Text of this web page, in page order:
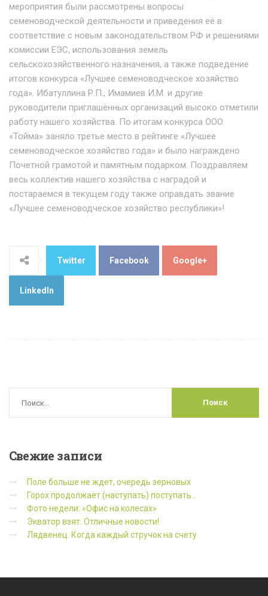
мероприятия были рассмотрены вопросы
семеноводческой деятельности и приведения её в
соответствие с новым законодательством РФ и решениями
комиссии ЕЭС, использования земель
сельскохозяйственного назначения, а также подведение
итогов конкурса «Лучшее семеноводческое хозяйство
года». Ибатуллина Р.П., Имамиев И.М. и другие
руководители приглашённых организаций высоко отметили
работу нашего хозяйства. По итогам конкурса ООО
«Тойма» заняло третье место в рейтинге «Лучшее
семеноводческое хозяйство года» и было награждено
Почетной грамотой и памятным подарком. Поздравляем
весь коллектив нашего хозяйства с наградой и
постараемся в текущем году также оправдать звание
«Лучшее семеноводческое хозяйство республики»!
Twitter Facebook Google+
LinkedIn
Свежие записи
Поле больше не ждет, очередь зерновых
Горох продолжает (наступать) поступать…
Фото недели: «Офис на колесах»
Экватор взят. Отличные новости!
Лядвенец. Когда каждый стручок на счету.